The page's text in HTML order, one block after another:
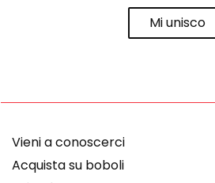
Mi unisco
Vieni a conoscerci
Acquista su boboli